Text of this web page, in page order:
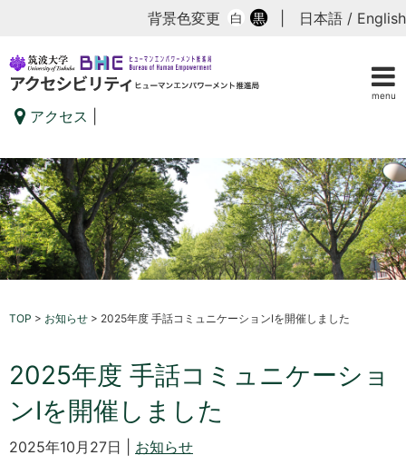
menu
背景色変更 白 黒 日本語 / English
アクセス
TOP > お知らせ > 2025年度 手話コミュニケーションIを開催しました
2025年度 手話コミュニケーショ
ンIを開催しました
2025年10月27日 | お知らせ